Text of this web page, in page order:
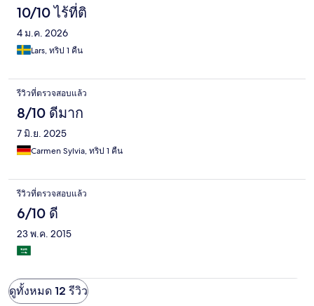
10/10 ไร้ที่ติ
4 ม.ค. 2026
Lars, ทริป 1 คืน
รีวิวที่ตรวจสอบแล้ว
8/10 ดีมาก
7 มิ.ย. 2025
Carmen Sylvia, ทริป 1 คืน
รีวิวที่ตรวจสอบแล้ว
6/10 ดี
23 พ.ค. 2015
ดูทั้งหมด 12 รีวิว